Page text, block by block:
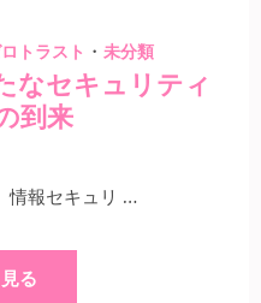
トラスト ・ 未分類
なセキュリティ
到来
情報セキュリ …
る